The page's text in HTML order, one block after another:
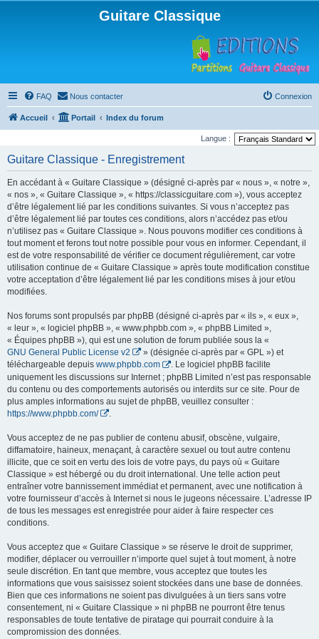
Guitare Classique
FAQ Nous contacter Connexion
Accueil Portail Index du forum
Langue :
Guitare Classique - Enregistrement
En accédant à « Guitare Classique » (désigné ci-après par « nous », « notre »,
« nos », « Guitare Classique », « https://classicguitare.com »), vous acceptez
d’être légalement lié par les conditions suivantes. Si vous n’acceptez pas
d’être légalement lié par toutes ces conditions, alors n’accédez pas et/ou
n’utilisez pas « Guitare Classique ». Nous pouvons modifier ces conditions à
tout moment et ferons tout notre possible pour vous en informer. Cependant, il
est de votre responsabilité de vérifier ce document régulièrement, car votre
utilisation continue de « Guitare Classique » après toute modification constitue
votre acceptation d’être légalement lié par les conditions mises à jour et/ou
modifiées.
Nos forums sont propulsés par phpBB (désigné ci-après par « ils », « eux »,
« leur », « logiciel phpBB », « www.phpbb.com », « phpBB Limited »,
« Équipes phpBB »), qui est une solution de forum publiée sous la «
GNU General Public License v2
» (désignée ci-après par « GPL ») et
téléchargeable depuis www.phpbb.com
. Le logiciel phpBB facilite
uniquement les discussions sur Internet ; phpBB Limited n’est pas responsable
du contenu ou des comportements autorisés ou interdits sur ce site. Pour de
plus amples informations au sujet de phpBB, veuillez consulter :
https://www.phpbb.com/
Vous acceptez de ne pas publier de contenu abusif, obscène, vulgaire,
diffamatoire, haineux, menaçant, à caractère sexuel ou tout autre contenu
illicite, que ce soit en vertu des lois de votre pays, du pays où « Guitare
Classique » est hébergé ou du droit international. Une telle action peut
entraîner votre bannissement immédiat et permanent, avec une notification à
votre fournisseur d’accès à Internet si nous le jugeons nécessaire. L’adresse IP
de tous les messages est enregistrée pour aider à faire respecter ces
conditions.
Vous acceptez que « Guitare Classique » se réserve le droit de supprimer,
modifier, déplacer ou verrouiller n’importe quel sujet à tout moment, à notre
seule discrétion. En tant que membre, vous acceptez que toutes les
informations que vous saisissez soient stockées dans une base de données.
Bien que ces informations ne soient pas divulguées à un tiers sans votre
consentement, ni « Guitare Classique » ni phpBB ne pourront être tenus
responsables de toute tentative de piratage qui pourrait conduire à la
compromission des données.